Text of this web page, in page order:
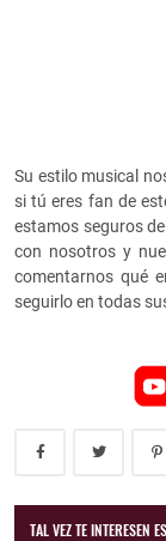
Su estilo musical
si tú eres fan de
estamos seguros
con nosotros y
comentarnos qué
seguirlo en todas
TAL VEZ TE INTERESEN